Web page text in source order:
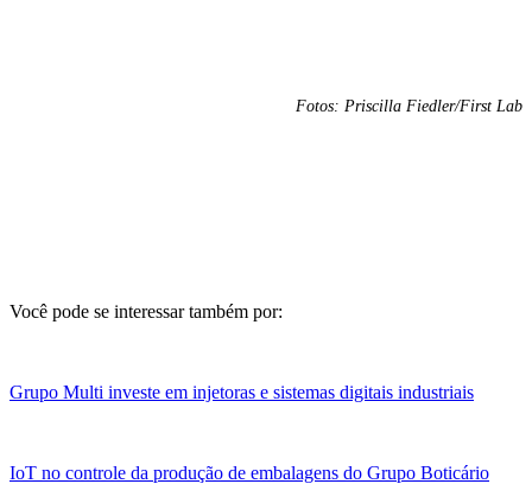
Fotos: Priscilla Fiedler/First Lab
Você pode se interessar também por:
Grupo Multi investe em injetoras e sistemas digitais industriais
IoT no controle da produção de embalagens do Grupo Boticário